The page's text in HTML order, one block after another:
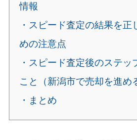
情報
・スピード査定の結果を正
めの注意点
・スピード査定後のステッ
こと（新潟市で売却を進め
・まとめ